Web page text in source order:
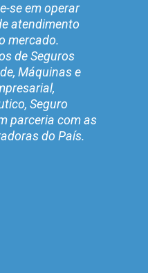
se em operar
atendimento
mercado.
de Seguros
Máquinas e
Seguro
parceria com as
do País.